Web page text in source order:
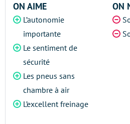
ON AIME
L’autonomie
importante
Le sentiment de
sécurité
Les pneus sans
chambre à air
L’excellent freinage
ON